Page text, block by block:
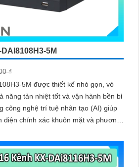
5M
₫
5M được thiết kế nhỏ gọn, vỏ
năng tản nhiệt tốt và vận hành bền bỉ
diện chính xác khuôn mặt và phương